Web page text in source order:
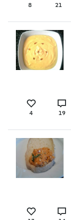
8 21
4 19